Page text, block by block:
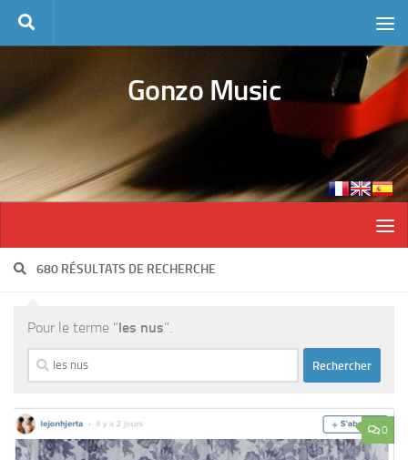
Skip to content
Gonzo Music
680 RÉSULTATS DE RECHERCHE
Pour le terme "les nus".
Rechercher :
0